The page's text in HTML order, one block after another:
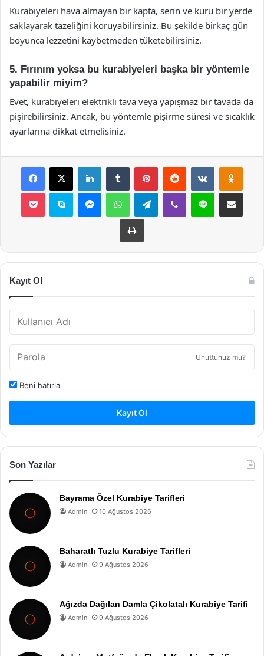
Kurabiyeleri hava almayan bir kapta, serin ve kuru bir yerde
saklayarak tazeliğini koruyabilirsiniz. Bu şekilde birkaç gün
boyunca lezzetini kaybetmeden tüketebilirsiniz.
5. Fırınım yoksa bu kurabiyeleri başka bir yöntemle
yapabilir miyim?
Evet, kurabiyeleri elektrikli tava veya yapışmaz bir tavada da
pişirebilirsiniz. Ancak, bu yöntemle pişirme süresi ve sıcaklık
ayarlarına dikkat etmelisiniz.
Facebook
X LinkedInTumblr PinterestReddit VKontakte
Pocket Skype MessengerWhatsAppTelegramViber Line E-Posta ile
Yazdır
Kayıt Ol
Unuttunuz mu?
Beni hatırla
Kayıt Ol
Son Yazılar
Bayrama Özel Kurabiye Tarifleri
Admin 10 Ağustos 2026
Baharatlı Tuzlu Kurabiye Tarifleri
Admin 9 Ağustos 2026
Ağızda Dağılan Damla Çikolatalı Kurabiye Tarifi
Admin 9 Ağustos 2026